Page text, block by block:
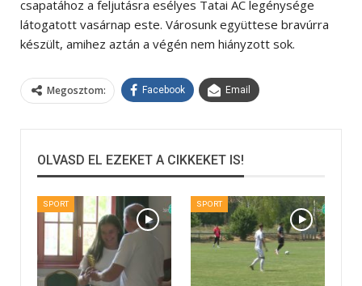
csapatához a feljutásra esélyes Tatai AC legénysége
látogatott vasárnap este. Városunk együttese bravúrra
készült, amihez aztán a végén nem hiányzott sok.
Megosztom: Facebook Email
OLVASD EL EZEKET A CIKKEKET IS!
SPORT SPORT